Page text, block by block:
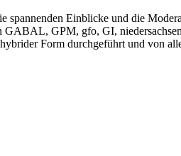
spannenden Einblicke und die
GABAL, GPM, gfo, GI,
Form durchgeführt und von